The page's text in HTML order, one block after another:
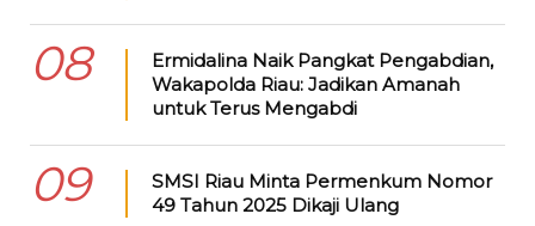
08
Ermidalina Naik Pangkat Pengabdian,
Wakapolda Riau: Jadikan Amanah
untuk Terus Mengabdi
09
SMSI Riau Minta Permenkum Nomor
49 Tahun 2025 Dikaji Ulang